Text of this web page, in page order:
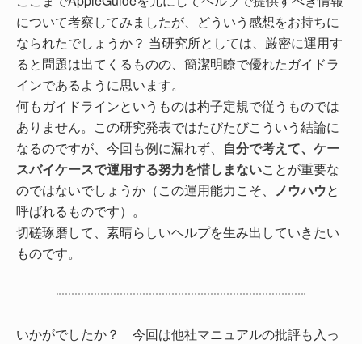
について考察してみましたが、どういう感想をお持ちに
なられたでしょうか？ 当研究所としては、厳密に運用す
ると問題は出てくるものの、簡潔明瞭で優れたガイドラ
インであるように思います。
何もガイドラインというものは杓子定規で従うものでは
ありません。この研究発表ではたびたびこういう結論に
なるのですが、今回も例に漏れず、 自分で考えて、ケー
スバイケースで運用する努力を惜しまないことが重要な
のではないでしょうか（この運用能力こそ、 ノウハウと
呼ばれるものです）。
切磋琢磨して、素晴らしいヘルプを生み出していきたい
ものです。
いかがでしたか？ 今回は他社マニュアルの批評も入っ